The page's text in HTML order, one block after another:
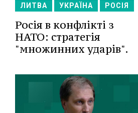
ЛИТВА УКРАЇНА РОСІЯ
Росія в конфлікті з
НАТО: стратегія
"множинних ударів".